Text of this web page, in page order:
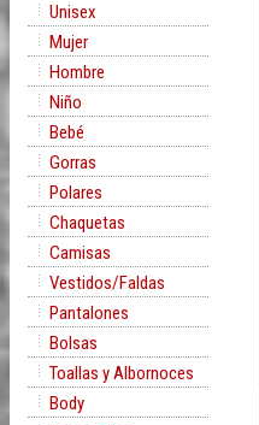
Unisex
Mujer
Hombre
Niño
Bebé
Gorras
Polares
Chaquetas
Camisas
Vestidos/Faldas
Pantalones
Bolsas
Toallas y Albornoces
Body